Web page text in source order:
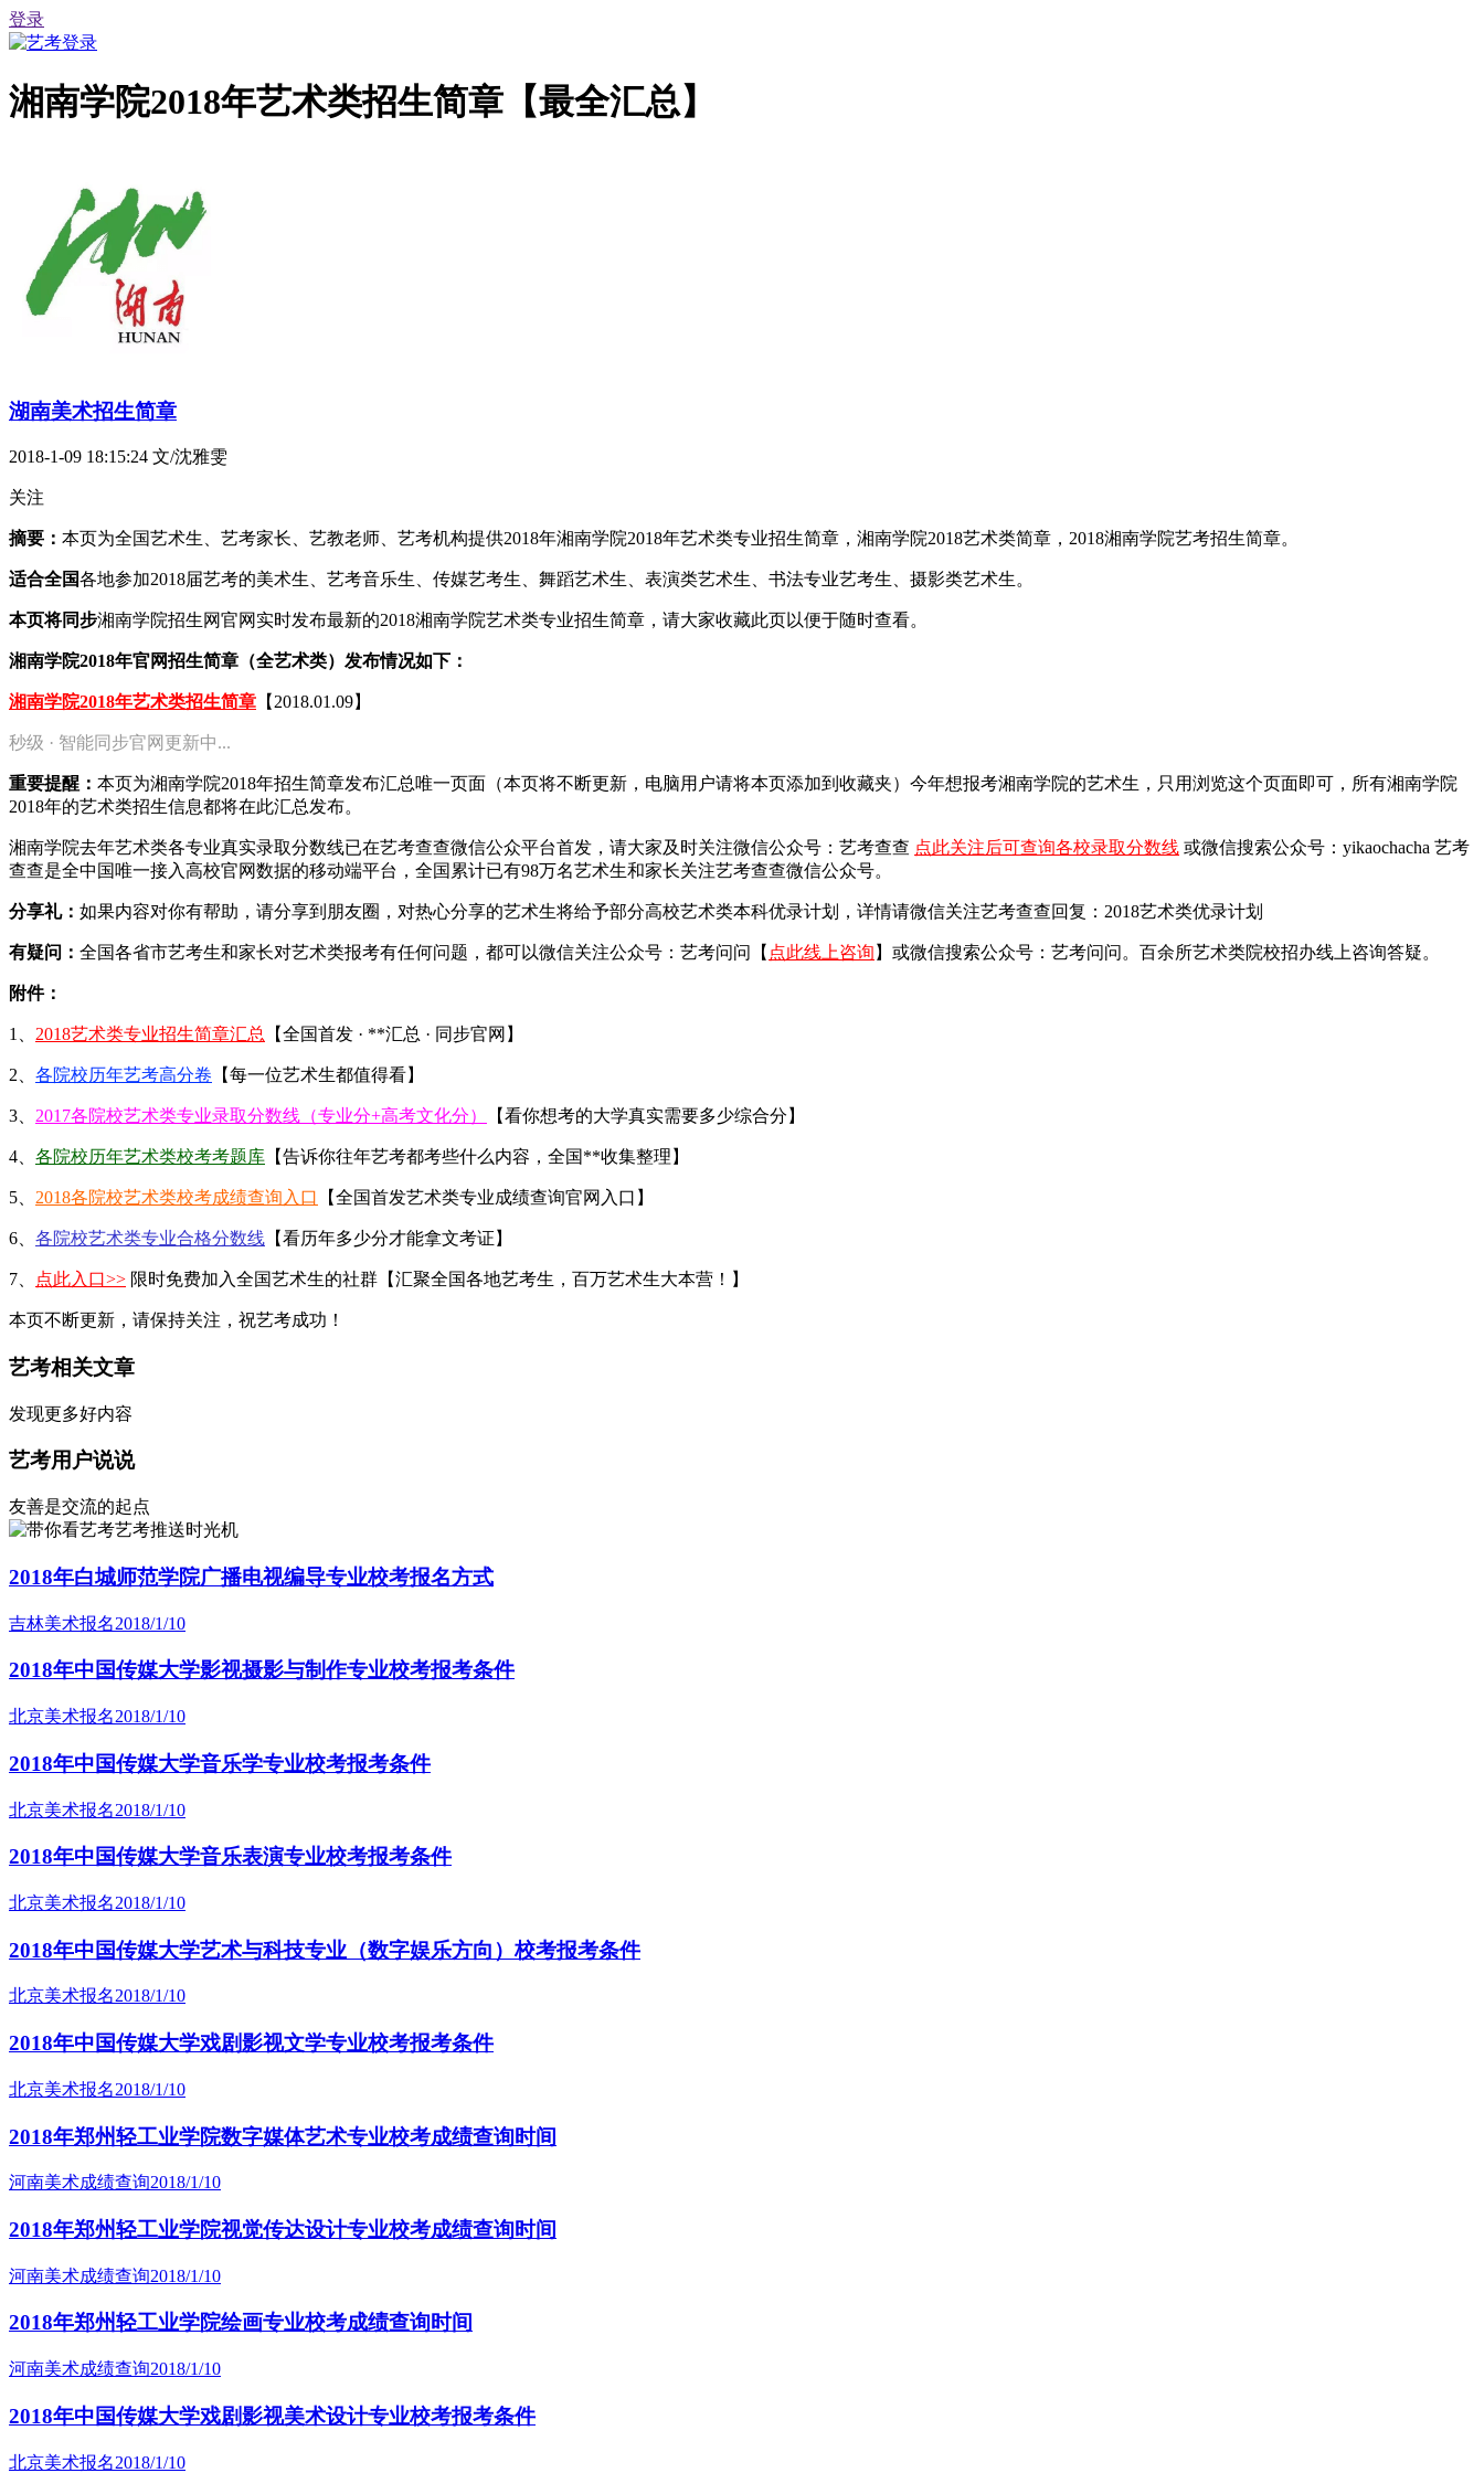
登录
湘南学院2018年艺术类招生简章【最全汇总】
湖南美术招生简章
2018-1-09 18:15:24 文/沈雅雯
关注
摘要： 本页为全国艺术生、艺考家长、艺教老师、艺考机构提供2018年湘南学院2018年艺术类专业招生简章，湘南学院2018艺术类简章，2018湘南学院艺考招生简章。
适合全国各地参加2018届艺考的美术生、艺考音乐生、传媒艺考生、舞蹈艺术生、表演类艺术生、书法专业艺考生、摄影类艺术生。
本页将同步湘南学院招生网官网实时发布最新的2018湘南学院艺术类专业招生简章，请大家收藏此页以便于随时查看。
湘南学院2018年官网招生简章（全艺术类）发布情况如下：
湘南学院2018年艺术类招生简章 【2018.01.09】
秒级 · 智能同步官网更新中...
重要提醒： 本页为湘南学院2018年招生简章发布汇总唯一页面（本页将不断更新，电脑用户请将本页添加到收藏夹）今年想报考湘南学院的艺术生，只用浏览这个页面即可，所有湘南学院
2018年的艺术类招生信息都将在此汇总发布。
湘南学院去年艺术类各专业真实录取分数线已在艺考查查微信公众平台首发， 请大家及时关注微信公众号：艺考查查 点此关注后可查询各校录取分数线 或微信搜索公众号：yikaochacha 艺考
查查是全中国唯一接入高校官网数据的移动端平台，全国累计已有98万名艺术生和家长关注艺考查查微信公众号。
分享礼： 如果内容对你有帮助，请分享到朋友圈，对热心分享的艺术生将给予部分高校艺术类本科优录计划，详情请微信关注艺考查查回复：2018艺术类优录计划
有疑问： 全国各省市艺考生和家长对艺术类报考有任何问题，都可以微信关注公众号：艺考问问【 点此线上咨询 】或微信搜索公众号：艺考问问。百余所艺术类院校招办线上咨询答疑。
附件：
1、 2018艺术类专业招生简章汇总 【全国首发 · **汇总 · 同步官网】
2、 各院校历年艺考高分卷 【每一位艺术生都值得看】
3、 2017各院校艺术类专业录取分数线（专业分+高考文化分） 【看你想考的大学真实需要多少综合分】
4、 各院校历年艺术类校考考题库 【告诉你往年艺考都考些什么内容，全国**收集整理】
5、 2018各院校艺术类校考成绩查询入口 【全国首发艺术类专业成绩查询官网入口】
6、 各院校艺术类专业合格分数线 【看历年多少分才能拿文考证】
7、 点此入口>> 限时免费加入全国艺术生的社群【汇聚全国各地艺考生，百万艺术生大本营！】
本页不断更新，请保持关注，祝艺考成功！
艺考相关文章
发现更多好内容
艺考用户说说
友善是交流的起点
艺考推送时光机
2018年白城师范学院广播电视编导专业校考报名方式
吉林美术报名2018/1/10
2018年中国传媒大学影视摄影与制作专业校考报考条件
北京美术报名2018/1/10
2018年中国传媒大学音乐学专业校考报考条件
北京美术报名2018/1/10
2018年中国传媒大学音乐表演专业校考报考条件
北京美术报名2018/1/10
2018年中国传媒大学艺术与科技专业（数字娱乐方向）校考报考条件
北京美术报名2018/1/10
2018年中国传媒大学戏剧影视文学专业校考报考条件
北京美术报名2018/1/10
2018年郑州轻工业学院数字媒体艺术专业校考成绩查询时间
河南美术成绩查询2018/1/10
2018年郑州轻工业学院视觉传达设计专业校考成绩查询时间
河南美术成绩查询2018/1/10
2018年郑州轻工业学院绘画专业校考成绩查询时间
河南美术成绩查询2018/1/10
2018年中国传媒大学戏剧影视美术设计专业校考报考条件
北京美术报名2018/1/10